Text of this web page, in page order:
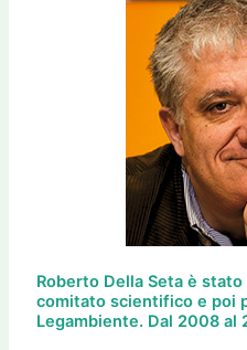
Roberto Della Seta è
comitato scientifico e poi
Legambiente. Dal 2008 al